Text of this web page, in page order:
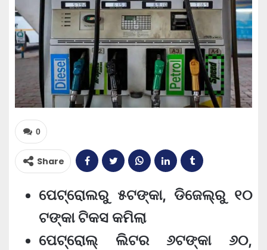
0
Share
ପେଟ୍ରୋଲରୁ ୫ଟଙ୍କା, ଡିଜେଲ୍‌ରୁ ୧୦
ଟଙ୍କା ଟିକସ କମିଲା
ପେଟ୍ରୋଲ୍‌ ଲିଟର ୬ଟଙ୍କା ୬୦,